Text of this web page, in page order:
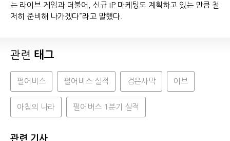
는 라이브 게임과 더불어, 신규 IP 마케팅도 계획하고 있는 만큼 철
저히 준비해 나가겠다”라고 말했다.
관련 태그
펄어비스 펄어비스 실적 검은사막 이브
아침의 나라 펄어버스 1분기 실적
관련 기사